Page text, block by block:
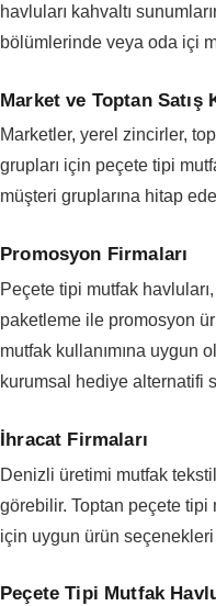
havluları kahvaltı
bölümlerinde veya oda içi
Market ve Toptan Satış
Marketler, yerel zincirler,
grupları için peçete tipi
müşteri gruplarına hitap
Promosyon Firmaları
Peçete tipi mutfak
paketleme ile promosyon
mutfak kullanımına uygun
kurumsal hediye alternatifi
İhracat Firmaları
Denizli üretimi mutfak
görebilir. Toptan peçete tipi
için uygun ürün
Peçete Tipi Mutfak